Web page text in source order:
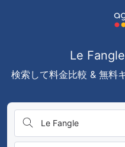
Le
検索して料金比較 & 無料
Le Fangle